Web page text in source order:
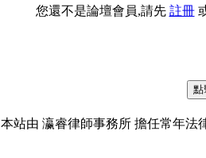
您還不是論壇會員,請先 註冊
本站由 瀛睿律師事務所 擔任常年法